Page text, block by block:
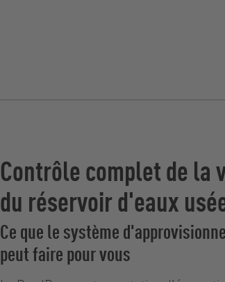
Contrôle complet de la
du réservoir d'eaux
Ce que le système
peut faire pour vous